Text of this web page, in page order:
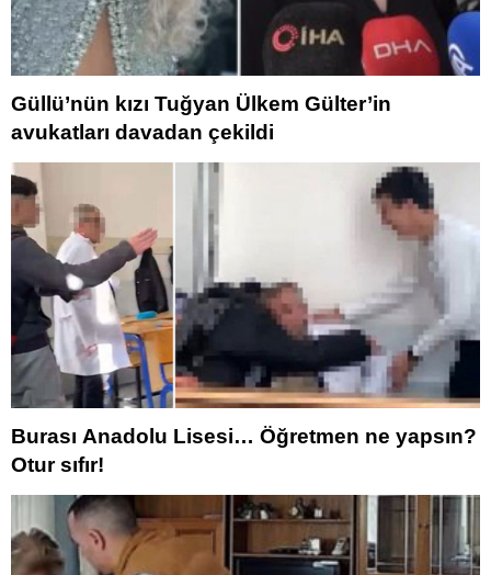
Güllü’nün kızı Tuğyan Ülkem Gülter’in
avukatları davadan çekildi
Burası Anadolu Lisesi… Öğretmen ne yapsın?
Otur sıfır!